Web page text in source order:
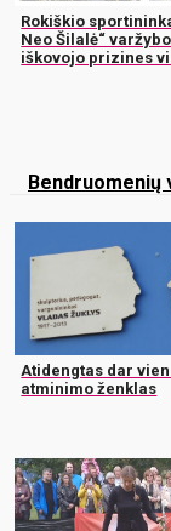
Rokiškio
Neo Šilalė“
iškovojo prizines
Bendruomenių
Atidengtas dar
atminimo ženklas